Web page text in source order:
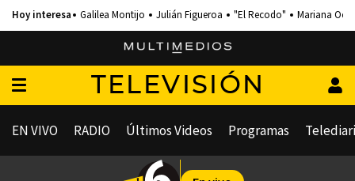
Galilea Montijo Julián Figueroa "El Recodo" Mariana
TELEVISIÓN
EN VIVO RADIO Últimos Videos Programas